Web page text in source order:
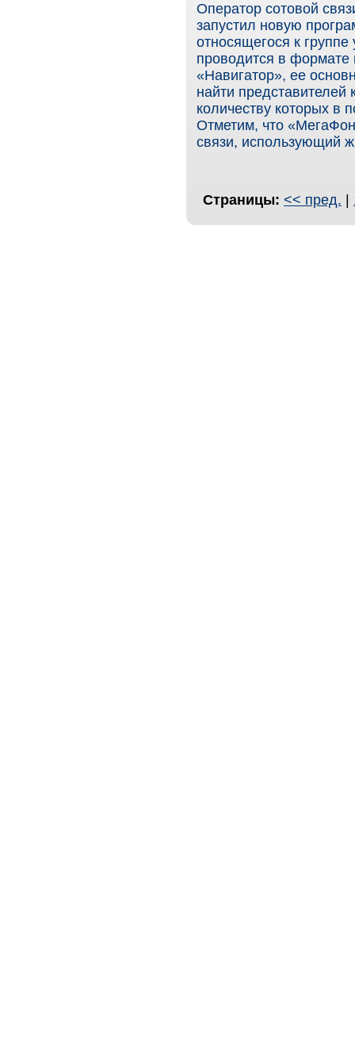
Оператор сотовой
запустил новую
относящегося к
проводится в формате
«Навигатор», ее
найти
количеству которых в
Отметим, что
связи, использующий
Страницы: << пред. |